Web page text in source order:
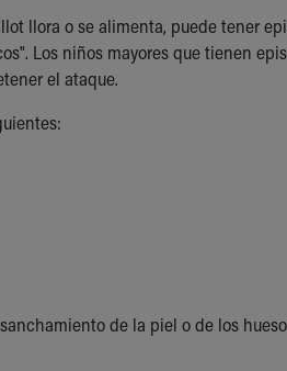
llora o se alimenta, puede tener
Los niños mayores que tienen
el ataque.
de la piel o de los